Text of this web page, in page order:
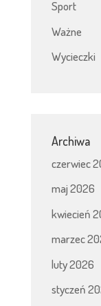
Sport
Ważne
Wycieczki
Archiwa
czerwiec
maj 2026
kwiecień
marzec
luty 2026
styczeń